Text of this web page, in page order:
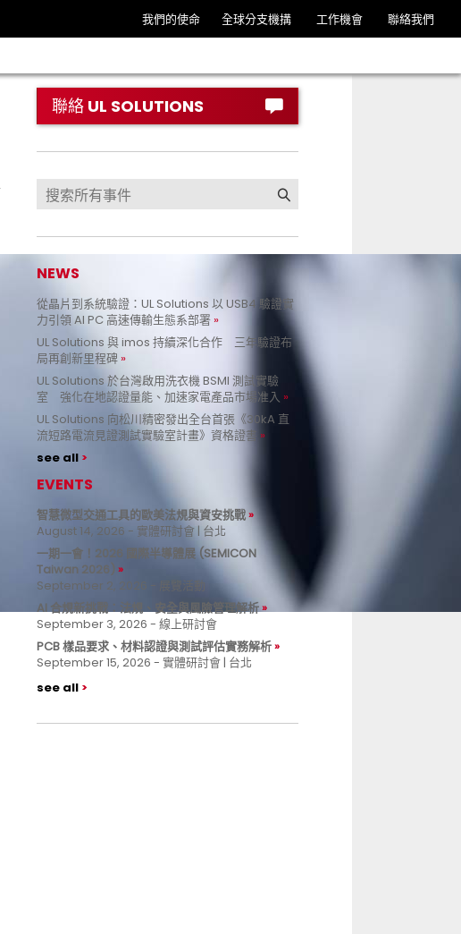
我們的使命 全球分支機搆 工作機會 聯絡我們
聯絡 UL SOLUTIONS
NEWS
從晶片到系統驗證：UL Solutions 以 USB4 驗證實
力引領 AI PC 高速傳輸生態系部署
UL Solutions 與 imos 持續深化合作 三年驗證布
局再創新里程碑
UL Solutions 於台灣啟用洗衣機 BSMI 測試實驗
室 強化在地認證量能、加速家電產品市場准入
UL Solutions 向松川精密發出全台首張《30kA 直
流短路電流見證測試實驗室計畫》資格證書
see all
EVENTS
智慧微型交通工具的歐美法規與資安挑戰
August 14, 2026 - 實體研討會 | 台北
一期一會！2026 國際半導體展 (SEMICON
Taiwan 2026)
September 2, 2026 - 展覽活動
AI 合規新挑戰：法規、安全與風險管理解析
September 3, 2026 - 線上研討會
PCB 樣品要求、材料認證與測試評估實務解析
September 15, 2026 - 實體研討會 | 台北
see all